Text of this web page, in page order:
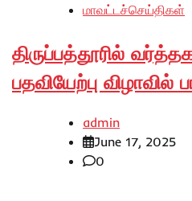
மாவட்டச்செய்திகள்
திருப்பத்தூரில்
பதவியேற்பு
admin
June 17, 2025
0